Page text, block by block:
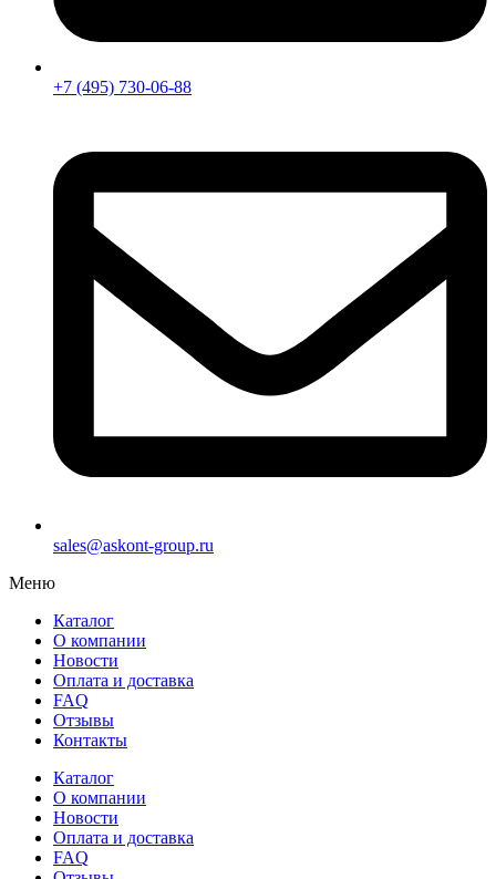
+7 (495) 730-06-88
sales@askont-group.ru
Меню
Каталог
О компании
Новости
Оплата и доставка
FAQ
Отзывы
Контакты
Каталог
О компании
Новости
Оплата и доставка
FAQ